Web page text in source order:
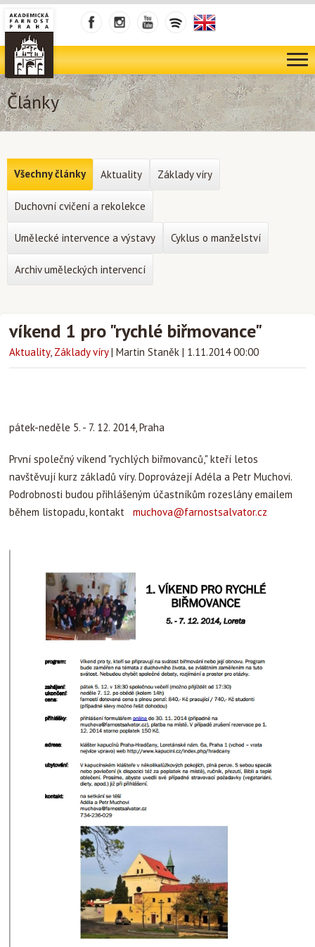
Články
víkend 1 pro "rychlé biřmovance​"​​
Aktuality, Základy víry | Martin Staněk | 1.11.2014 00:00
pátek-​neděle ​5. - 7. 12. 2014, Praha​
První společný víkend "rychlých biřmovanců," kteří ​letos ​
navštěvují kurz základů víry. Doprovázejí Adéla a Petr Muchovi.
Podrobnosti budou přihlášeným účastníkům rozeslány emailem​
během listopadu​, ​kontakt muchova@farnostsalvator.cz
Všechny články Aktuality Základy víry
Duchovní cvičení a rekolekce
Umělecké intervence a výstavy Cyklus o manželství
Archiv uměleckých intervencí